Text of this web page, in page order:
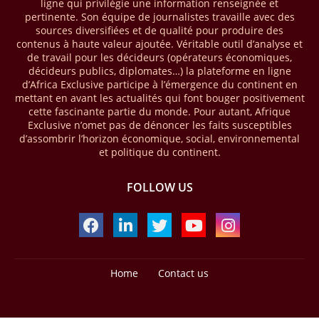
phase de 394,83 millions de dollars. C’est ce qu’indique l’institution
dans un communiqué publié mercredi 1er avril. Cette première phase
vise à améliorer la gestion forestière, renforcer les chaînes de valeur
et créer 220 000 emplois au Cameroun, en République centrafricaine
(RCA) et en République du Congo. Près de 8 millions d’hectares
seront placés sous gestion durable.
28/03/26 AFRIQUE - MOBILE MONEY
Selon le rapport publié par l’Association mondiale des opérateurs de
téléphonie mobile (GSMA), près de 1432 milliards USD ont transité
« The State of the Industry Report on Mobile Money 2026 » précise
mobile money réalisées à l’échelle mondiale, qui s’est établie à 2091
milliards USD (+23 % par rapport à 2024). L’Afrique a également
transactions (+16 % par rapport à 2024) sur un total de 125 milliards
ligne qui privilégie une information renseignée et
pertinente. Son équipe de journalistes travaille avec des
sources diversifiées et de qualité pour produire des
contenus à haute valeur ajoutée. Véritable outil d’analyse et
de travail pour les décideurs (opérateurs économiques,
décideurs publics, diplomates…) la plateforme en ligne
d’Africa Exclusive participe à l’émergence du continent en
mettant en avant les actualités qui font bouger positivement
cette fascinante partie du monde. Pour autant, Afrique
Exclusive n’omet pas de dénoncer les faits susceptibles
d’assombrir l’horizon économique, social, environnemental
et politique du continent.
FOLLOW US
Home Contact us